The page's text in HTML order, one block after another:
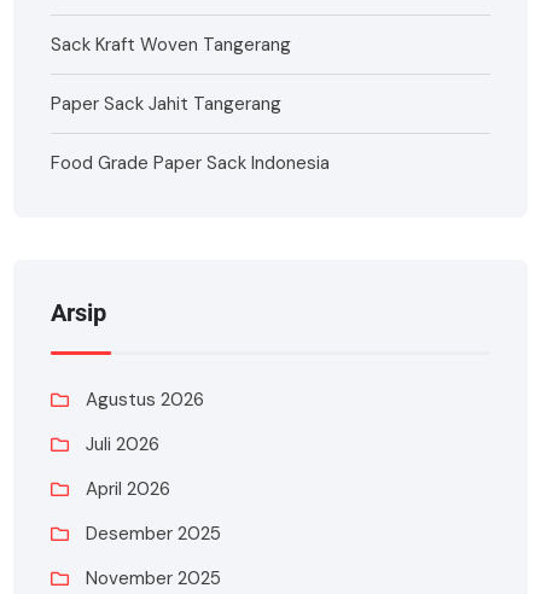
Sack Kraft Woven Tangerang
Paper Sack Jahit Tangerang
Food Grade Paper Sack Indonesia
Arsip
Agustus 2026
Juli 2026
April 2026
Desember 2025
November 2025